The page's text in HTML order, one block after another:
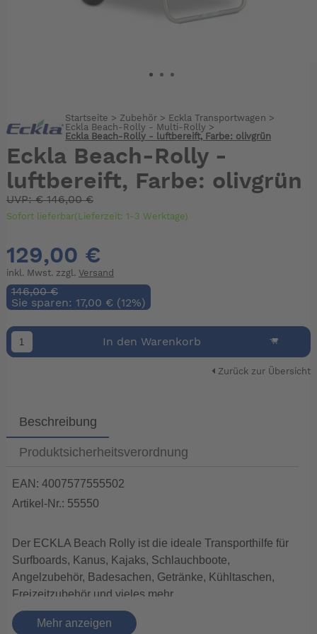
Startseite > Zubehör > Eckla Transportwagen >
Eckla Beach-Rolly - Multi-Rolly >
Eckla Beach-Rolly - luftbereift, Farbe: olivgrün
Eckla Beach-Rolly -
luftbereift, Farbe: olivgrün
UVP:€146,00 €
Sofort lieferbar(Lieferzeit: 1-3 Werktage)
129,00 €
inkl. Mwst. zzgl. Versand
146,00 €
Sie sparen: 17,00 € (12%)
In den Warenkorb
Zurück zur Übersicht
Beschreibung
Produktsicherheitsverordnung
EAN: 4007577555502
Artikel-Nr.: 55550
Der ECKLA Beach Rolly ist die ideale Transporthilfe für
Surfboards, Kanus, Kajaks, Schlauchboote,
Angelzubehör, Badesachen, Getränke, Kühltaschen,
Freizeitzubehör und vieles mehr.
Für Ruhepausen wird der Eckla Beach-Rolly® einfach
aufgerichtet und fertig ist der bequeme Sitz.
Mehr anzeigen